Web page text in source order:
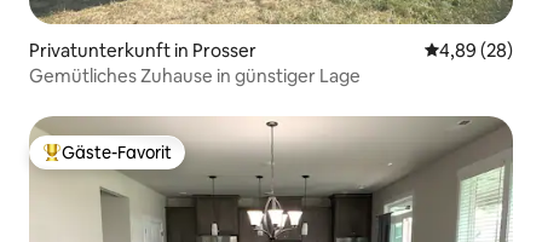
Privatunterkunft in Prosser
4,89 (28)
Gemütliches Zuhause in günstiger Lage
Beliebter Gäste-Favorit.
Gäste-Favorit